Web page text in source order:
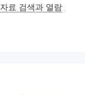
료 검색과 열람